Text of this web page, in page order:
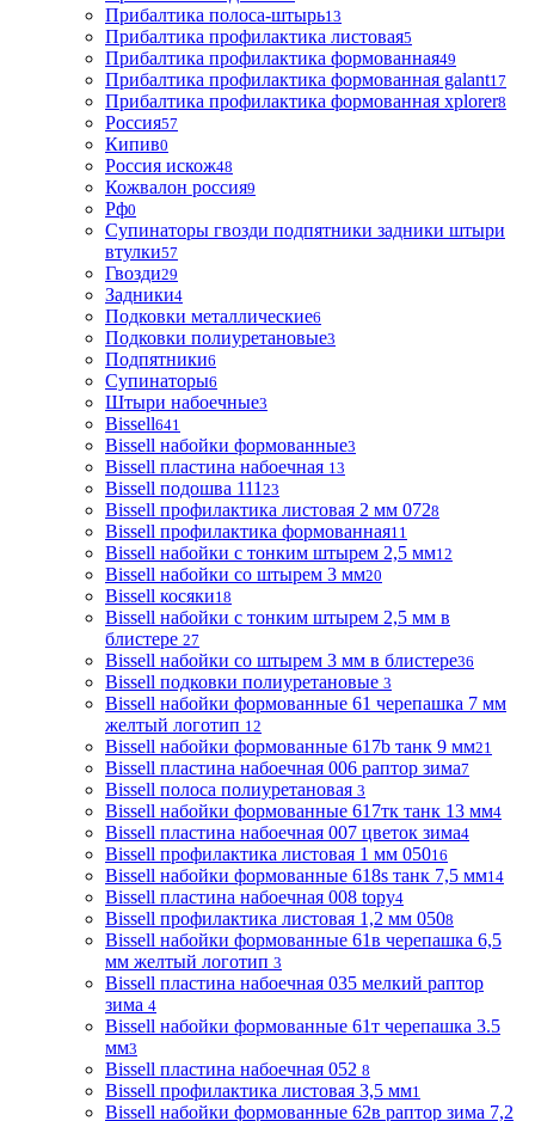
Прибалтика полоса-штырь13
Прибалтика профилактика листовая5
Прибалтика профилактика формованная49
Прибалтика профилактика формованная galant17
Прибалтика профилактика формованная xplorer8
Россия57
Кипив0
Россия искож48
Кожвалон россия9
Рф0
Супинаторы гвозди подпятники задники штыри
втулки57
Гвозди29
Задники4
Подковки металлические6
Подковки полиуретановые3
Подпятники6
Супинаторы6
Штыри набоечные3
Bissell641
Bissell набойки формованные3
Bissell пластина набоечная 13
Bissell подошва 111 23
Bissell профилактика листовая 2 мм 0728
Bissell профилактика формованная11
Bissell набойки с тонким штырем 2,5 мм12
Bissell набойки со штырем 3 мм20
Bissell косяки18
Bissell набойки с тонким штырем 2,5 мм в
блистере 27
Bissell набойки со штырем 3 мм в блистере36
Bissell подковки полиуретановые 3
Bissell набойки формованные 61 черепашка 7 мм
желтый логотип 12
Bissell набойки формованные 617b танк 9 мм21
Bissell пластина набоечная 006 раптор зима7
Bissell полоса полиуретановая 3
Bissell набойки формованные 617тк танк 13 мм4
Bissell пластина набоечная 007 цветок зима4
Bissell профилактика листовая 1 мм 05016
Bissell набойки формованные 618s танк 7,5 мм14
Bissell пластина набоечная 008 topy4
Bissell профилактика листовая 1,2 мм 0508
Bissell набойки формованные 61в черепашка 6,5
мм желтый логотип 3
Bissell пластина набоечная 035 мелкий раптор
зима 4
Bissell набойки формованные 61т черепашка 3.5
мм3
Bissell пластина набоечная 052 8
Bissell профилактика листовая 3,5 мм1
Bissell набойки формованные 62в раптор зима 7,2